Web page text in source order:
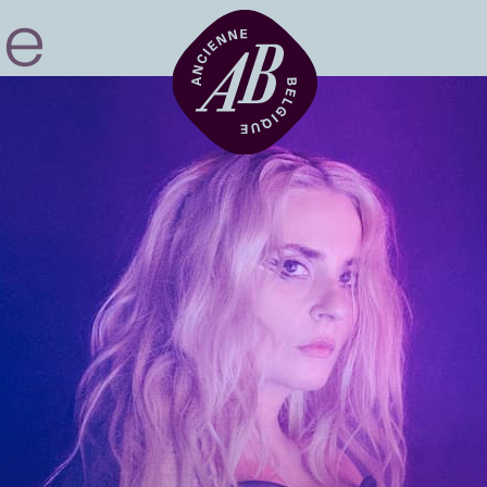
Location de
BRDCST
ABtv
Chèque-concert